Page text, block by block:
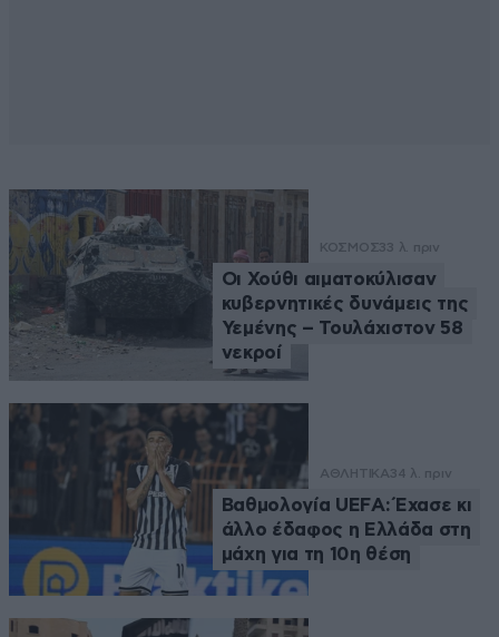
ΚΟΣΜΟΣ33 λ. πριν
Οι Χούθι αιματοκύλισαν
κυβερνητικές δυνάμεις της
Υεμένης – Τουλάχιστον 58
νεκροί
ΑΘΛΗΤΙΚΑ34 λ. πριν
Βαθμολογία UEFA: Έχασε κι
άλλο έδαφος η Ελλάδα στη
μάχη για τη 10η θέση